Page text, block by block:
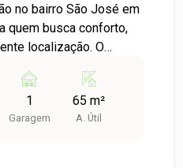
no bairro São José em
quem busca conforto,
localização. O
ambientes
além de ótima
o apartamento ainda
1
Garagem
65 m²
A. Útil